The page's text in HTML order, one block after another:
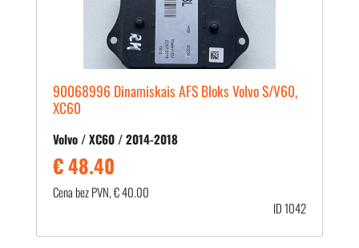
90068996 Dinamiskais AFS Bloks Volvo S/V60,
XC60
Volvo / XC60 / 2014-2018
€ 48.40
Cena bez PVN, € 40.00
ID 1042